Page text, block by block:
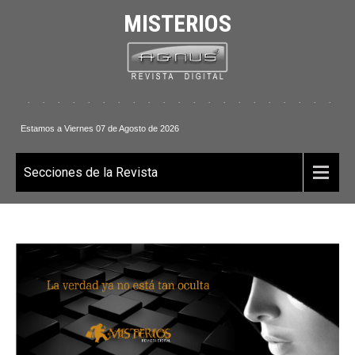
MISTERIOS
. . . . . . . . . . . . . . . . . . . . . .
Estamos a Viernes 07 de Agosto de 2026
Secciones de la Revista